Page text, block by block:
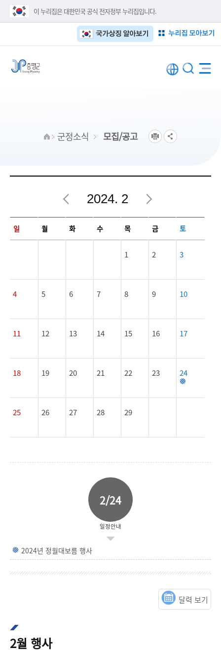
이 누리집은 대한민국 공식 전자정부 누리집입니다.
누리집 모아보기
국가상징 알아보기
군정소식 모집/공고
2024. 2
2월 행사일정
일
월 화 수 목 금 토
1 2 3
4 5 6 7 8 9 10
11 12 13 14 15 16 17
18 19 20 21 22 23 24
25 26 27 28 29
2/24
일정안내
2024년 정월대보름 행사
달력 보기
2월 행사